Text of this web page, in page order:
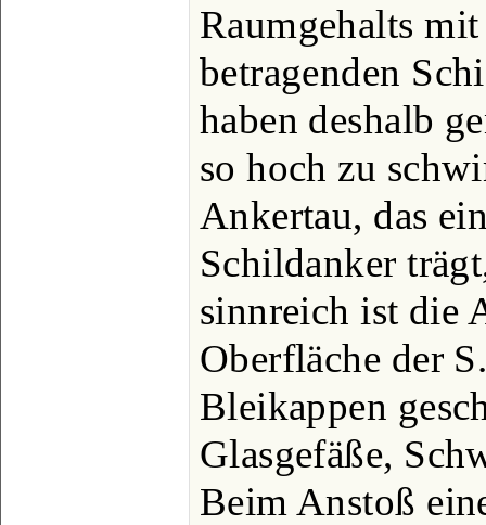
Raumgehalts
betragenden
haben deshalb
so hoch zu
Ankertau, das
Schildanker
sinnreich ist die
Oberfläche der
Bleikappen
Glasgefäße,
Beim Anstoß